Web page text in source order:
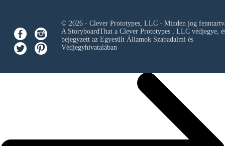
© 2026 - Clever Prototypes, LLC - Minden jog
A StoryboardThat a Clever Prototypes , LLCvédjegye,
bejegyzett az Egyesült Államok Szabadalmi és
Védjegyhivatalában